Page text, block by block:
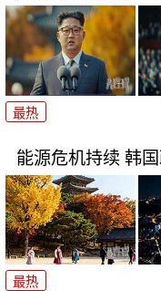
最热
能源危机持续 韩
最热